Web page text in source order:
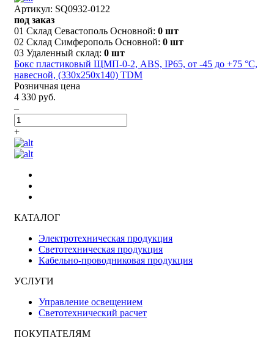
Артикул: SQ0932-0122
под заказ
01 Склад Севастополь Основной: 0 шт
02 Склад Симферополь Основной: 0 шт
03 Удаленный склад: 0 шт
Бокс пластиковый ЩМП-0-2, ABS, IP65, от -45 до +75 °С,
навесной, (330x250x140) TDM
Розничная цена
4 330 руб.
–
+
КАТАЛОГ
Электротехническая продукция
Светотехническая продукция
Кабельно-проводниковая продукция
УСЛУГИ
Управление освещением
Светотехнический расчет
ПОКУПАТЕЛЯМ